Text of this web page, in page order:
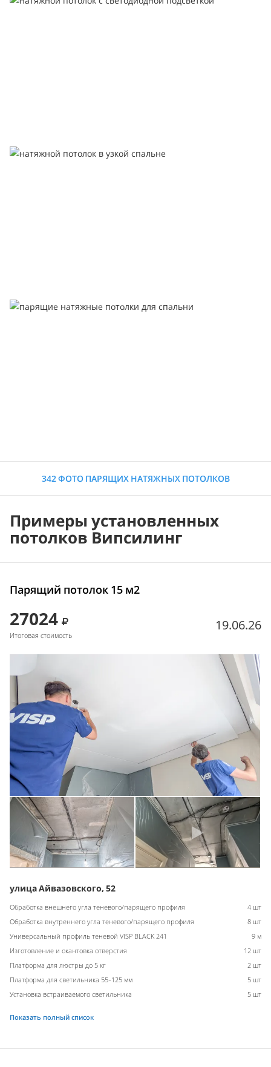
342 ФОТО ПАРЯЩИХ НАТЯЖНЫХ ПОТОЛКОВ
Примеры установленных
потолков Випсилинг
Парящий потолок 15 м2
27024
Итоговая стоимость
19.06.26
улица Айвазовского, 52
Обработка внешнего угла теневого/парящего профиля
4 шт
Обработка внутреннего угла теневого/парящего профиля
8 шт
Универсальный профиль теневой VISP BLACK 241
9 м
Изготовление и окантовка отверстия
12 шт
Платформа для люстры до 5 кг
2 шт
Платформа для светильника 55-125 мм
5 шт
Установка встраиваемого светильника
5 шт
Показать полный список